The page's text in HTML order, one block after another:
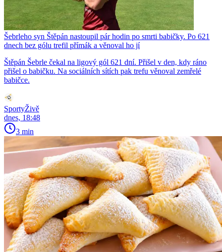
Šebrleho syn Štěpán nastoupil pár hodin po smrti babičky. Po 621
dnech bez gólu trefil přímák a věnoval ho jí
Štěpán Šebrle čekal na ligový gól 621 dní. Přišel v den, kdy ráno
přišel o babičku. Na sociálních sítích pak trefu věnoval zemřelé
babičce.
SportyŽivě
dnes, 18:48
3 min